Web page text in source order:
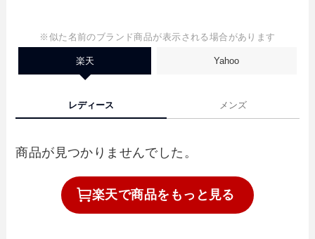
※似た名前のブランド商品が表示される場合があります
楽天 Yahoo
レディース メンズ
商品が見つかりませんでした。
楽天で商品を もっと見る